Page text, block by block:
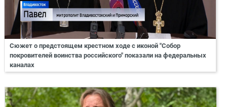
Сюжет о предстоящем крестном ходе с иконой "Собор
покровителей воинства российского" показали на федеральных
каналах